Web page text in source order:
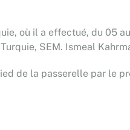
où il a effectué, du 05
SEM. Ismeal
de la passerelle par le